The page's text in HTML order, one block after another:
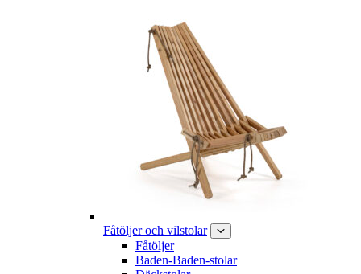
Fåtöljer och vilstolar
Fåtöljer
Baden-Baden-stolar